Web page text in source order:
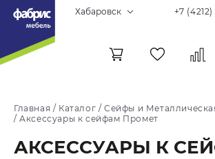
Хабаровск +7
Главная / Каталог /Сейфы и
/Аксессуары к сейфам Промет
АКСЕССУАРЫ К